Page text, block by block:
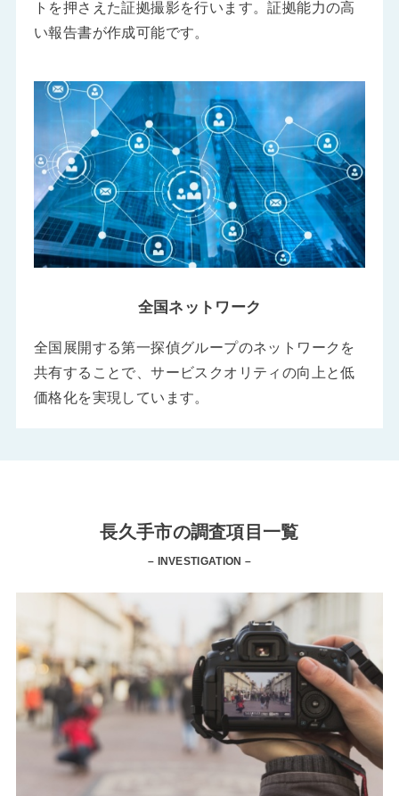
トを押さえた証拠撮影を行います。証拠能力の高
い報告書が作成可能です。
全国ネットワーク
全国展開する第一探偵グループのネットワークを
共有することで、サービスクオリティの向上と低
価格化を実現しています。
長久手市の調査項目一覧
– INVESTIGATION –